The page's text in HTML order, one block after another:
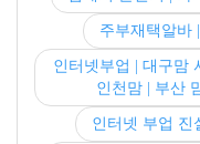
주부재택알바
인터넷부업 | 대구맘
인천맘 | 부산
인터넷 부업 진